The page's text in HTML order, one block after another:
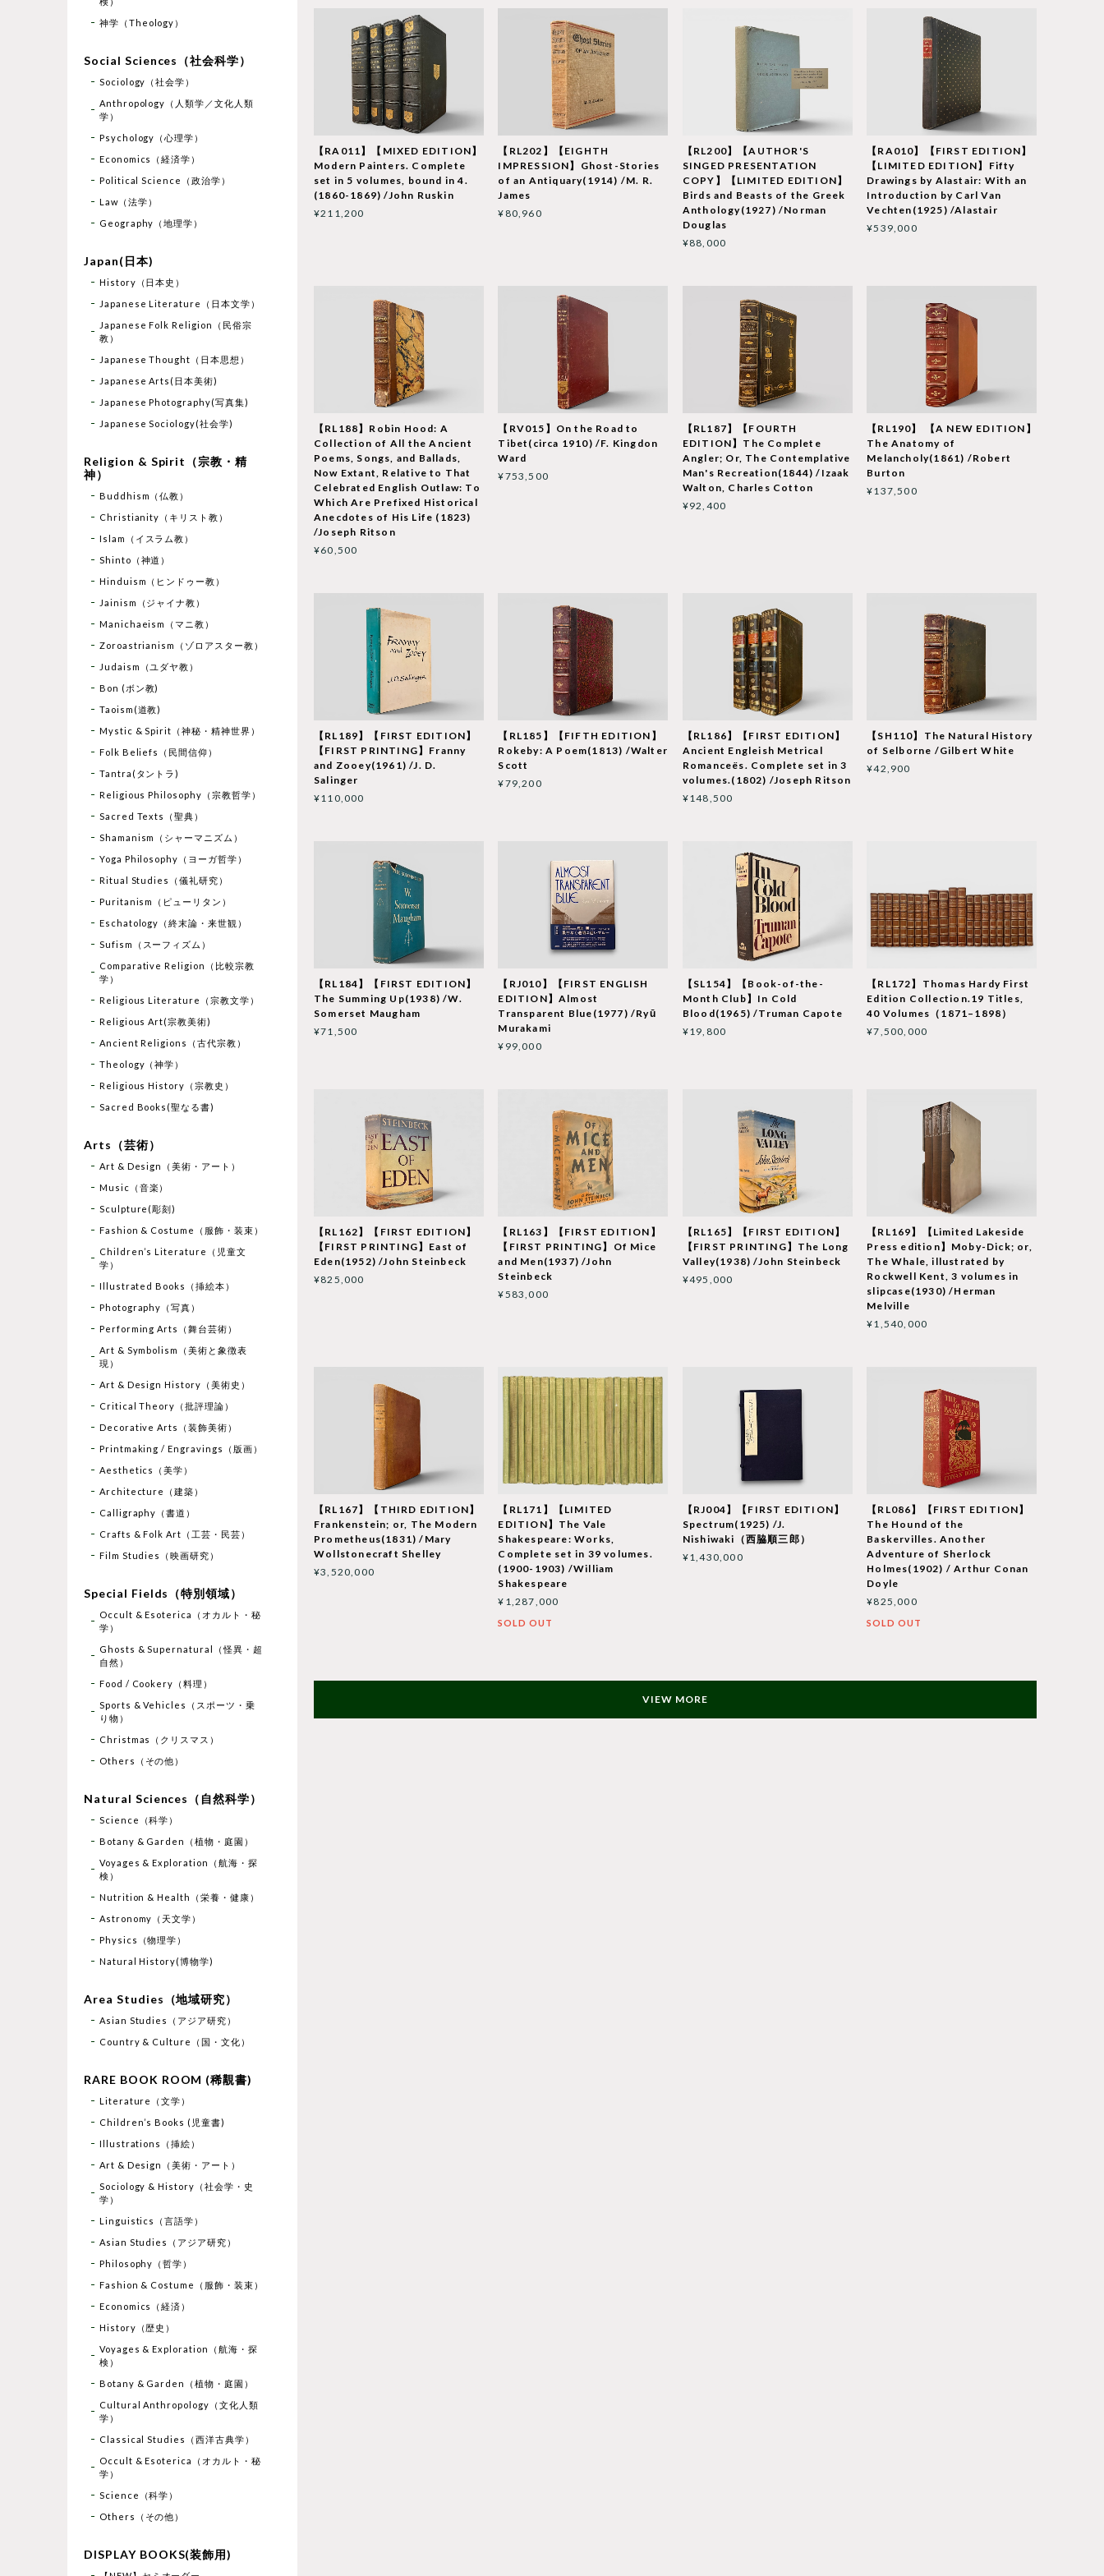
【RA011】【MIXED EDITION】
Modern Painters. Complete
set in 5 volumes, bound in 4.
(1860-1869) /John Ruskin
¥211,200
【RL202】【EIGHTH
IMPRESSION】Ghost-Stories
of an Antiquary(1914) /M. R.
James
¥80,960
【RL200】【AUTHOR'S
SINGED PRESENTATION
COPY】【LIMITED EDITION】
Birds and Beasts of the Greek
Anthology(1927) /Norman
Douglas
¥88,000
【RA010】【FIRST EDITION】
【LIMITED EDITION】Fifty
Drawings by Alastair: With an
Introduction by Carl Van
Vechten(1925) /Alastair
¥539,000
【RL188】Robin Hood: A
Collection of All the Ancient
Poems, Songs, and Ballads,
Now Extant, Relative to That
Celebrated English Outlaw: To
Which Are Prefixed Historical
Anecdotes of His Life (1823)
/Joseph Ritson
¥60,500
【RV015】On the Road to
Tibet(circa 1910) /F. Kingdon
Ward
¥753,500
【RL187】【FOURTH
EDITION】The Complete
Angler; Or, The Contemplative
Man's Recreation(1844) /Izaak
Walton, Charles Cotton
¥92,400
【RL190】 【A NEW EDITION】
The Anatomy of
Melancholy(1861) /Robert
Burton
¥137,500
【RL189】【FIRST EDITION】
【FIRST PRINTING】Franny
and Zooey(1961) /J. D.
Salinger
¥110,000
【RL185】【FIFTH EDITION】
Rokeby: A Poem(1813) /Walter
Scott
¥79,200
【RL186】【FIRST EDITION】
Ancient Engleish Metrical
Romanceës. Complete set in 3
volumes.(1802) /Joseph Ritson
¥148,500
【SH110】The Natural History
of Selborne /Gilbert White
¥42,900
【RL184】【FIRST EDITION】
The Summing Up(1938) /W.
Somerset Maugham
¥71,500
【RJ010】【FIRST ENGLISH
EDITION】Almost
Transparent Blue(1977) /Ryū
Murakami
¥99,000
【SL154】【Book-of-the-
Month Club】In Cold
Blood(1965) /Truman Capote
¥19,800
【RL172】Thomas Hardy First
Edition Collection.19 Titles,
40 Volumes（1871–1898）
¥7,500,000
【RL162】【FIRST EDITION】
【FIRST PRINTING】East of
Eden(1952) /John Steinbeck
¥825,000
【RL163】【FIRST EDITION】
【FIRST PRINTING】Of Mice
and Men(1937) /John
Steinbeck
¥583,000
【RL165】【FIRST EDITION】
【FIRST PRINTING】The Long
Valley(1938) /John Steinbeck
¥495,000
【RL169】【Limited Lakeside
Press edition】Moby-Dick; or,
The Whale, illustrated by
Rockwell Kent, 3 volumes in
slipcase(1930) /Herman
Melville
¥1,540,000
【RL167】【THIRD EDITION】
Frankenstein; or, The Modern
Prometheus(1831) /Mary
Wollstonecraft Shelley
¥3,520,000
【RL171】【LIMITED
EDITION】The Vale
Shakespeare: Works,
Complete set in 39 volumes.
(1900-1903) /William
Shakespeare
¥1,287,000
SOLD OUT
【RJ004】【FIRST EDITION】
Spectrum(1925) /J.
Nishiwaki（西脇順三郎）
¥1,430,000
【RL086】【FIRST EDITION】
The Hound of the
Baskervilles. Another
Adventure of Sherlock
Holmes(1902) / Arthur Conan
Doyle
¥825,000
SOLD OUT
VIEW MORE
神学（Theology）
Social Sciences（社会科学）
Sociology（社会学）
Anthropology（人類学／文化人類
学）
Psychology（心理学）
Economics（経済学）
Political Science（政治学）
Law（法学）
Geography（地理学）
Japan(日本)
History（日本史）
Japanese Literature（日本文学）
Japanese Folk Religion（民俗宗
教）
Japanese Thought（日本思想）
Japanese Arts(日本美術)
Japanese Photography(写真集)
Japanese Sociology(社会学)
Religion & Spirit（宗教・精
神）
Buddhism（仏教）
Christianity（キリスト教）
Islam（イスラム教）
Shinto（神道）
Hinduism（ヒンドゥー教）
Jainism（ジャイナ教）
Manichaeism（マニ教）
Zoroastrianism（ゾロアスター教）
Judaism（ユダヤ教）
Bon (ボン教)
Taoism(道教)
Mystic & Spirit（神秘・精神世界）
Folk Beliefs（民間信仰）
Tantra(タントラ)
Religious Philosophy（宗教哲学）
Sacred Texts（聖典）
Shamanism（シャーマニズム）
Yoga Philosophy（ヨーガ哲学）
Ritual Studies（儀礼研究）
Puritanism（ピューリタン）
Eschatology（終末論・来世観）
Sufism（スーフィズム）
Comparative Religion（比較宗教
学）
Religious Literature（宗教文学）
Religious Art(宗教美術)
Ancient Religions（古代宗教）
Theology（神学）
Religious History（宗教史）
Sacred Books(聖なる書)
Arts（芸術）
Art & Design（美術・アート）
Music（音楽）
Sculpture(彫刻)
Fashion & Costume（服飾・装束）
Children’s Literature（児童文
学）
Illustrated Books（挿絵本）
Photography（写真）
Performing Arts（舞台芸術）
Art & Symbolism（美術と象徴表
現）
Art & Design History（美術史）
Critical Theory（批評理論）
Decorative Arts（装飾美術）
Printmaking / Engravings（版画）
Aesthetics（美学）
Architecture（建築）
Calligraphy（書道）
Crafts & Folk Art（工芸・民芸）
Film Studies（映画研究）
Special Fields（特別領域）
Occult & Esoterica（オカルト・秘
学）
Ghosts & Supernatural（怪異・超
自然）
Food / Cookery（料理）
Sports & Vehicles（スポーツ・乗
り物）
Christmas（クリスマス）
Others（その他）
Natural Sciences（自然科学）
Science（科学）
Botany & Garden（植物・庭園）
Voyages & Exploration（航海・探
検）
Nutrition & Health（栄養・健康）
Astronomy（天文学）
Physics（物理学）
Natural History(博物学)
Area Studies（地域研究）
Asian Studies（アジア研究）
Country & Culture（国・文化）
RARE BOOK ROOM (稀覯書)
Literature（文学）
Children’s Books (児童書)
Illustrations（挿絵）
Art & Design（美術・アート）
Sociology & History（社会学・史
学）
Linguistics（言語学）
Asian Studies（アジア研究）
Philosophy（哲学）
Fashion & Costume（服飾・装束）
Economics（経済）
History（歴史）
Voyages & Exploration（航海・探
検）
Botany & Garden（植物・庭園）
Cultural Anthropology（文化人類
学）
Classical Studies（西洋古典学）
Occult & Esoterica（オカルト・秘
学）
Science（科学）
Others（その他）
DISPLAY BOOKS(装飾用)